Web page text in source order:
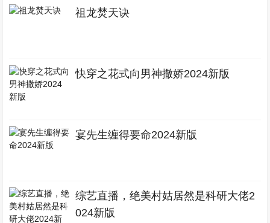
祖龙焚天诀
快穿之花式向男神撒娇2024新版
宴先生缠得要命2024新版
综艺直播，绝美村姑居然是科研大佬2
024新版